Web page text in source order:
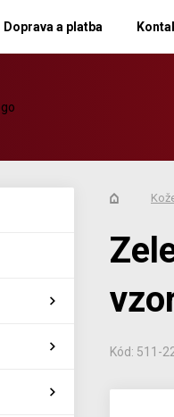
Doprava a platba
Kód: 511-